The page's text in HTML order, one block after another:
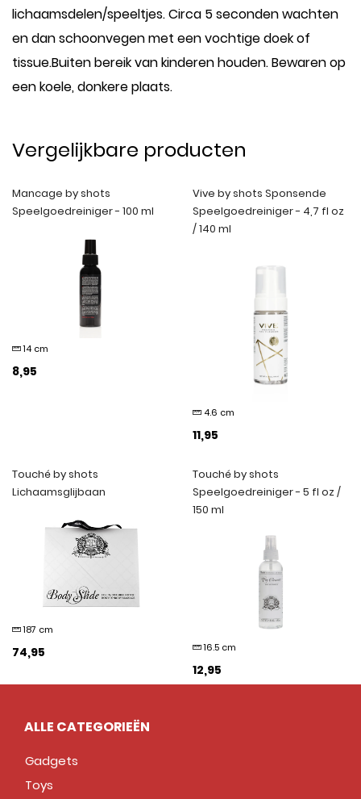
lichaamsdelen/speeltjes. Circa 5 seconden wachten
en dan schoonvegen met een vochtige doek of
tissue.Buiten bereik van kinderen houden. Bewaren op
een koele, donkere plaats.
Vergelijkbare producten
Mancage by shots
Speelgoedreiniger - 100 ml
14 cm
8,95
Vive by shots Sponsende
Speelgoedreiniger - 4,7 fl oz
/ 140 ml
4.6 cm
11,95
Touché by shots
Lichaamsglijbaan
187 cm
74,95
Touché by shots
Speelgoedreiniger - 5 fl oz /
150 ml
16.5 cm
12,95
ALLE CATEGORIEËN
Gadgets
Toys